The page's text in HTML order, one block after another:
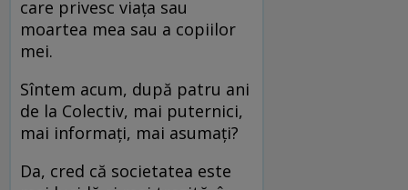
care privesc viața sau
moartea mea sau a copiilor
mei.
Sîntem acum, după patru ani
de la Colectiv, mai puternici,
mai informați, mai asumați?
Da, cred că societatea este